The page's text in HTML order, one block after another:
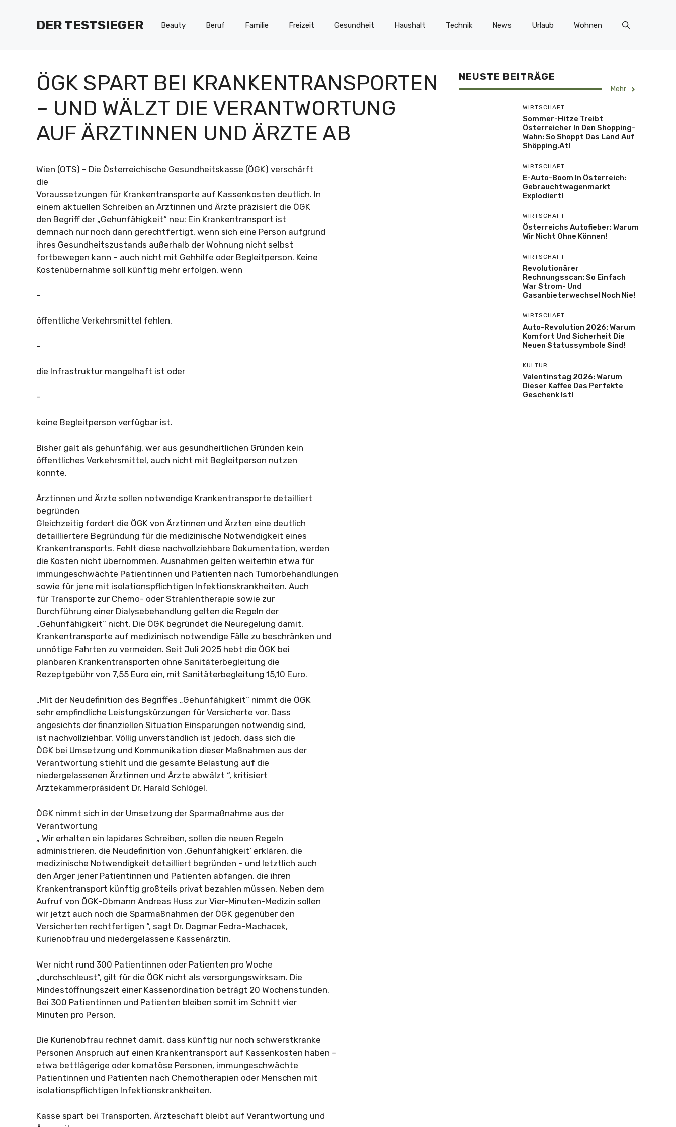
DER TESTSIEGER Beauty Beruf Familie Freizeit Gesundheit Haushalt Technik News Urlaub Wohnen
ÖGK SPART BEI KRANKENTRANSPORTEN
– UND WÄLZT DIE VERANTWORTUNG
AUF ÄRZTINNEN UND ÄRZTE AB
Wien (OTS) – Die Österreichische Gesundheitskasse (ÖGK) verschärft
die
Voraussetzungen für Krankentransporte auf Kassenkosten deutlich. In
einem aktuellen Schreiben an Ärztinnen und Ärzte präzisiert die ÖGK
den Begriff der „Gehunfähigkeit“ neu: Ein Krankentransport ist
demnach nur noch dann gerechtfertigt, wenn sich eine Person aufgrund
ihres Gesundheitszustands außerhalb der Wohnung nicht selbst
fortbewegen kann – auch nicht mit Gehhilfe oder Begleitperson. Keine
Kostenübernahme soll künftig mehr erfolgen, wenn
–
öffentliche Verkehrsmittel fehlen,
–
die Infrastruktur mangelhaft ist oder
–
keine Begleitperson verfügbar ist.
Bisher galt als gehunfähig, wer aus gesundheitlichen Gründen kein
öffentliches Verkehrsmittel, auch nicht mit Begleitperson nutzen
konnte.
Ärztinnen und Ärzte sollen notwendige Krankentransporte detailliert
begründen
Gleichzeitig fordert die ÖGK von Ärztinnen und Ärzten eine deutlich
detailliertere Begründung für die medizinische Notwendigkeit eines
Krankentransports. Fehlt diese nachvollziehbare Dokumentation, werden
die Kosten nicht übernommen. Ausnahmen gelten weiterhin etwa für
immungeschwächte Patientinnen und Patienten nach Tumorbehandlungen
sowie für jene mit isolationspflichtigen Infektionskrankheiten. Auch
für Transporte zur Chemo- oder Strahlentherapie sowie zur
Durchführung einer Dialysebehandlung gelten die Regeln der
„Gehunfähigkeit“ nicht. Die ÖGK begründet die Neuregelung damit,
Krankentransporte auf medizinisch notwendige Fälle zu beschränken und
unnötige Fahrten zu vermeiden. Seit Juli 2025 hebt die ÖGK bei
planbaren Krankentransporten ohne Sanitäterbegleitung die
Rezeptgebühr von 7,55 Euro ein, mit Sanitäterbegleitung 15,10 Euro.
„Mit der Neudefinition des Begriffes „Gehunfähigkeit“ nimmt die ÖGK
sehr empfindliche Leistungskürzungen für Versicherte vor. Dass
angesichts der finanziellen Situation Einsparungen notwendig sind,
ist nachvollziehbar. Völlig unverständlich ist jedoch, dass sich die
ÖGK bei Umsetzung und Kommunikation dieser Maßnahmen aus der
Verantwortung stiehlt und die gesamte Belastung auf die
niedergelassenen Ärztinnen und Ärzte abwälzt “, kritisiert
Ärztekammerpräsident Dr. Harald Schlögel.
ÖGK nimmt sich in der Umsetzung der Sparmaßnahme aus der
Verantwortung
„ Wir erhalten ein lapidares Schreiben, sollen die neuen Regeln
administrieren, die Neudefinition von ‚Gehunfähigkeit‘ erklären, die
medizinische Notwendigkeit detailliert begründen – und letztlich auch
den Ärger jener Patientinnen und Patienten abfangen, die ihren
Krankentransport künftig großteils privat bezahlen müssen. Neben dem
Aufruf von ÖGK-Obmann Andreas Huss zur Vier-Minuten-Medizin sollen
wir jetzt auch noch die Sparmaßnahmen der ÖGK gegenüber den
Versicherten rechtfertigen “, sagt Dr. Dagmar Fedra-Machacek,
Kurienobfrau und niedergelassene Kassenärztin.
Wer nicht rund 300 Patientinnen oder Patienten pro Woche
„durchschleust“, gilt für die ÖGK nicht als versorgungswirksam. Die
Mindestöffnungszeit einer Kassenordination beträgt 20 Wochenstunden.
Bei 300 Patientinnen und Patienten bleiben somit im Schnitt vier
Minuten pro Person.
Die Kurienobfrau rechnet damit, dass künftig nur noch schwerstkranke
Personen Anspruch auf einen Krankentransport auf Kassenkosten haben –
etwa bettlägerige oder komatöse Personen, immungeschwächte
Patientinnen und Patienten nach Chemotherapien oder Menschen mit
isolationspflichtigen Infektionskrankheiten.
Kasse spart bei Transporten, Ärzteschaft bleibt auf Verantwortung und
NEUSTE BEITRÄGE
Mehr
WIRTSCHAFT
Sommer-Hitze Treibt
Österreicher In Den Shopping-
Wahn: So Shoppt Das Land Auf
Shöpping.at!
WIRTSCHAFT
E-Auto-Boom In Österreich:
Gebrauchtwagenmarkt
Explodiert!
WIRTSCHAFT
Österreichs Autofieber: Warum
Wir Nicht Ohne Können!
WIRTSCHAFT
Revolutionärer
Rechnungsscan: So Einfach
War Strom- Und
Gasanbieterwechsel Noch Nie!
WIRTSCHAFT
Auto-Revolution 2026: Warum
Komfort Und Sicherheit Die
Neuen Statussymbole Sind!
KULTUR
Valentinstag 2026: Warum
Dieser Kaffee Das Perfekte
Geschenk Ist!